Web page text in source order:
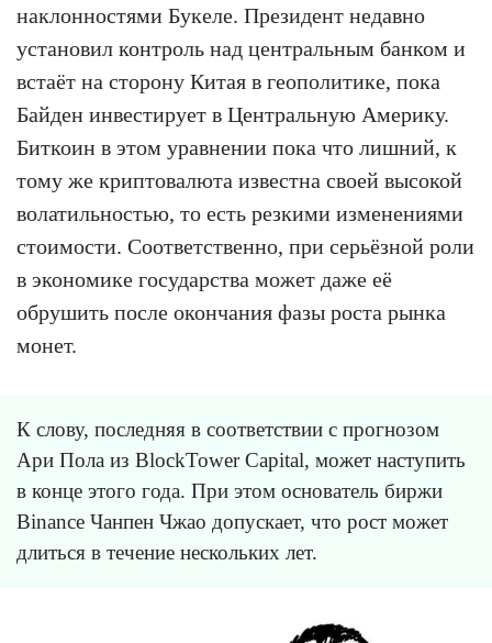
наклонностями Букеле. Президент недавно
установил контроль над центральным банком и
встаёт на сторону Китая в геополитике, пока
Байден инвестирует в Центральную Америку.
Биткоин в этом уравнении пока что лишний, к
тому же криптовалюта известна своей высокой
волатильностью, то есть резкими изменениями
стоимости. Соответственно, при серьёзной роли
в экономике государства может даже её
обрушить после окончания фазы роста рынка
монет.
К слову, последняя в соответствии с прогнозом
Ари Пола из BlockTower Capital, может наступить
в конце этого года. При этом основатель биржи
Binance Чанпен Чжао допускает, что рост может
длиться в течение нескольких лет.